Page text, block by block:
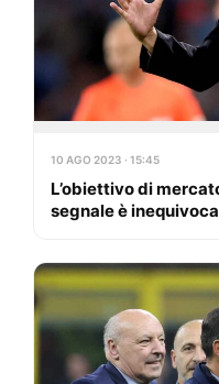
10 AGO 2023 · 15:45
L’obiettivo di
segnale è